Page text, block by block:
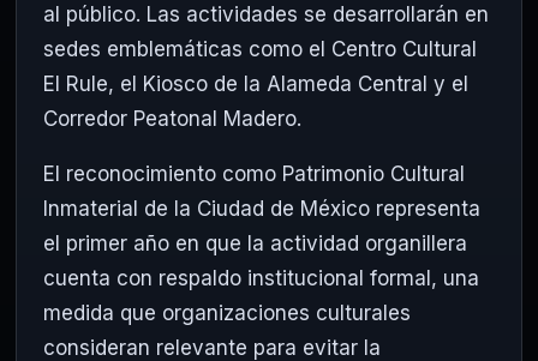
al público. Las actividades se desarrollarán en
sedes emblemáticas como el Centro Cultural
El Rule, el Kiosco de la Alameda Central y el
Corredor Peatonal Madero.
El reconocimiento como Patrimonio Cultural
Inmaterial de la Ciudad de México representa
el primer año en que la actividad organillera
cuenta con respaldo institucional formal, una
medida que organizaciones culturales
consideran relevante para evitar la